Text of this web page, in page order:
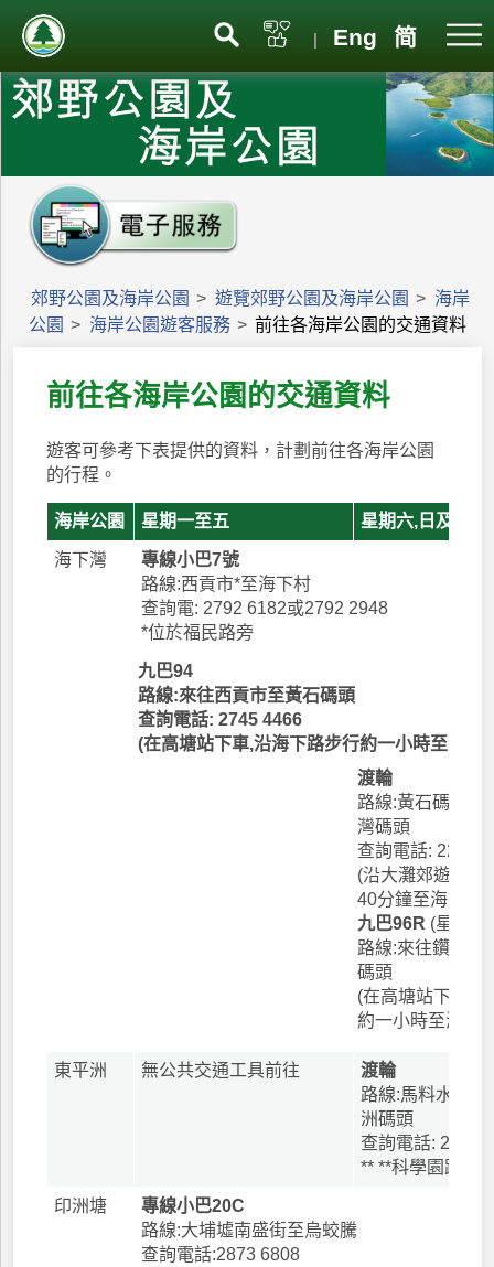
| Eng 简
郊野公園及海岸公園 > 遊覽郊野公園及海岸公園 > 海岸
公園 > 海岸公園遊客服務 > 前往各海岸公園的交通資料
前往各海岸公園的交通資料
遊客可參考下表提供的資料，計劃前往各海岸公園
的行程。
海岸公園 星期一至五 星期六,日及公眾
海下灣
專線小巴7號
路線:西貢市*至海下村
查詢電: 2792 6182或2792 2948
*位於福民路旁
九巴94
路線:來往西貢市至黃石碼頭
查詢電話: 2745 4466
(在高塘站下車,沿海下路步行約一小時至海下
渡輪
路線:黃石碼頭至
灣碼頭
查詢電話: 2272
(沿大灘郊遊徑由
40分鐘至海下村)
九巴96R (星期日
路線:來往鑽石山
碼頭
(在高塘站下車,
約一小時至海下
東平洲 無公共交通工具前往
渡輪
路線:馬料水渡
洲碼頭
查詢電話: 2272
** **科學園路馬
印洲塘
專線小巴20C
路線:大埔墟南盛街至烏蛟騰
查詢電話:2873 6808